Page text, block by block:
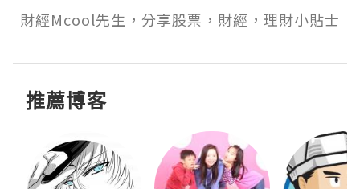
財經Mcool先生，分享股票，財經，理財小貼士
推薦博客